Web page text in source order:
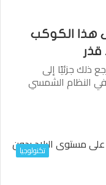
هذا الكوكب
قذر
ذلك جزئيًا إلى
في النظام الشمسي
تكنولوجيا